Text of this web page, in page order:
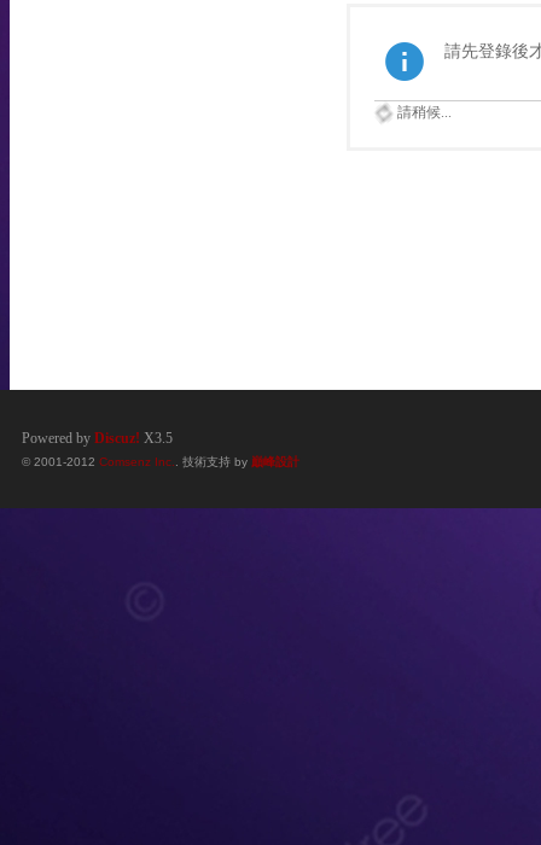
請先登錄後
請稍候...
Powered by Discuz! X3.5
© 2001-2012 Comsenz Inc. . 技術支持 by 巔峰設計